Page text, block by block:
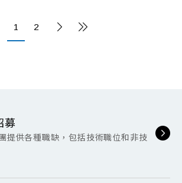
1 2
募
提供各種職缺，包括技術職位和非技